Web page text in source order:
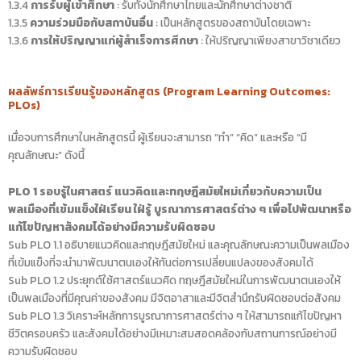
1.3.4 การรับผู้เข้าศึกษา : รับทั้งนักศึกษาไทยและนักศึกษาต่างชาติ
1.3.5 ความร่วมมือกับสถาบันอื่น : เป็นหลักสูตรของสถาบันโดยเฉพาะ
1.3.6 การให้ปริญญาแก่ผู้สำเร็จการศึกษา : ให้ปริญญาเพียงสาขาวิชาเดียว
ผลลัพธ์การเรียนรู้ของหลักสูตร (Program Learning Outcomes:
PLOs)
เมื่อจบการศึกษาในหลักสูตรนี้ ผู้เรียนจะสามารถ “ทำ” “คิด” และหรือ “มี
คุณลักษณะ” ดังนี้
PLO 1 รอบรู้ในศาสตร์ แนวคิดและทฤษฎีสมัยใหม่เกี่ยวกับความเป็น
พลเมืองที่เข้มแข็งใฝ่เรียน ใฝ่รู้ บูรณาการศาสตร์ต่าง ๆ เพื่อไปพัฒนาหรือ
แก้ไขปัญหาสังคมได้อย่างมีความรับผิดชอบ
Sub PLO 1.1 อธิบายแนวคิดและทฤษฎีสมัยใหม่ และคุณลักษณะความเป็นพลเมือง
ที่เข้มแข็งที่จะนำมาพัฒนาตนเองให้ทันต่อการเปลี่ยนแปลงของสังคมได้
Sub PLO 1.2 ประยุกต์ใช้ศาสตร์แนวคิด ทฤษฎีสมัยใหม่ในการพัฒนาตนเองให้
เป็นพลเมืองที่มีคุณค่าของสังคม มีจิตอาสาและมีจิตสำนึกรับผิดชอบต่อสังคม
Sub PLO 1.3 วิเคราะห์หลักการบูรณาการศาสตร์ต่าง ๆ ให้สามารถแก้ไขปัญหา
ชีวิตครอบครัว และสังคมได้อย่างมีเหมาะสมสอดคล้องกับสถานการณ์อย่างมี
ความรับผิดชอบ